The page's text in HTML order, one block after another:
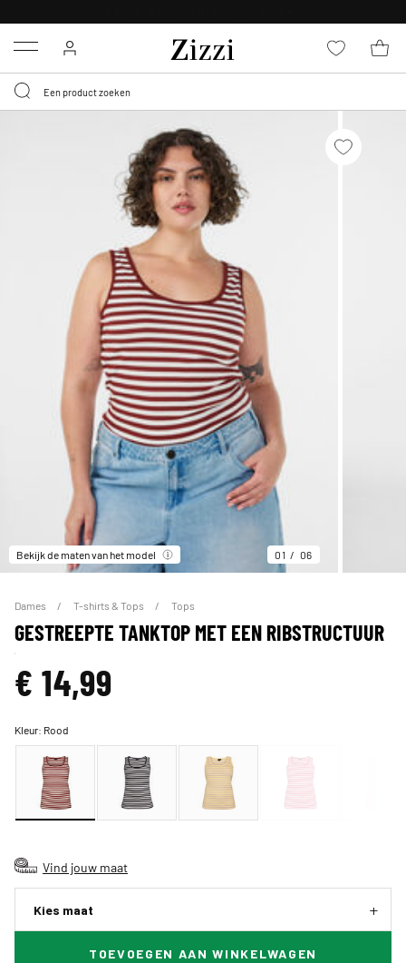
Menu
Bekijk de maten van het model 01 06
Dames T-shirts & Tops Tops
GESTREEPTE TANKTOP MET EEN RIBSTRUCTUUR
€ 14,99
Kleur: Rood
Vind jouw maat
Kies maat
TOEVOEGEN AAN WINKELWAGEN